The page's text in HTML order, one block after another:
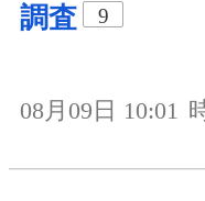
調査
9
08月09日 10:01